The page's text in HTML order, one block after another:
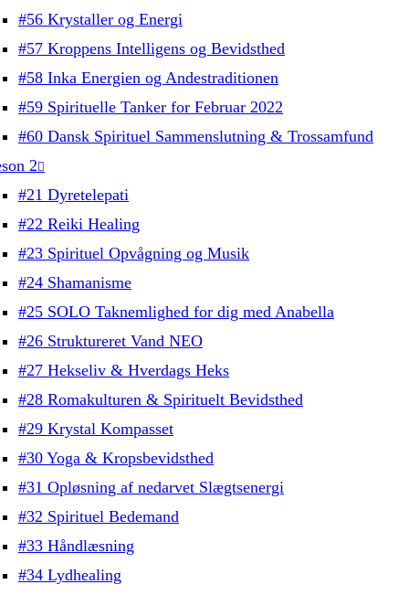
#56 Krystaller og Energi
#57 Kroppens Intelligens og Bevidsthed
#58 Inka Energien og Andestraditionen
#59 Spirituelle Tanker for Februar 2022
#60 Dansk Spirituel Sammenslutning & Trossamfund
2
#21 Dyretelepati
#22 Reiki Healing
#23 Spirituel Opvågning og Musik
#24 Shamanisme
#25 SOLO Taknemlighed for dig med Anabella
#26 Struktureret Vand NEO
#27 Hekseliv & Hverdags Heks
#28 Romakulturen & Spirituelt Bevidsthed
#29 Krystal Kompasset
#30 Yoga & Kropsbevidsthed
#31 Opløsning af nedarvet Slægtsenergi
#32 Spirituel Bedemand
#33 Håndlæsning
#34 Lydhealing